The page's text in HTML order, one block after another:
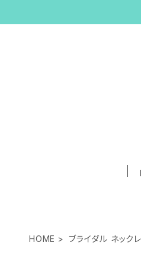
HOME ブライダル ネック